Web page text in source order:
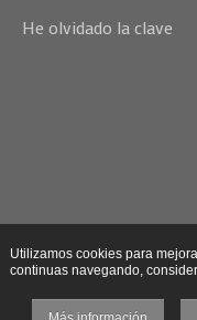
He olvidado la clave
Utilizamos cookies para
continuas navegando,